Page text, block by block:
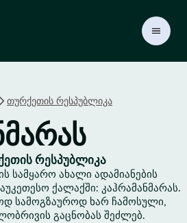
თურქეთის რესპუბლიკა
რესპუბლიკა
სამყარო ახალი ადამიანების
ქალაქში: კაჰრამანმარას.
სამოგზაუროდ ხარ ჩამოსული,
გაცნობას შეძლებ.